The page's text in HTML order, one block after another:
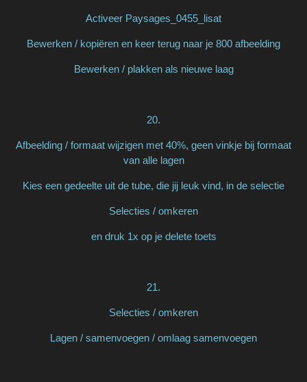
Activeer Paysages_0455_lisat
Bewerken / kopiëren en keer terug naar je 800 afbeelding
Bewerken / plakken als nieuwe laag
20.
Afbeelding / formaat wijzigen met 40%, geen vinkje bij formaat
van alle lagen
Kies een gedeelte uit de tube, die jij leuk vind, in de selectie
Selecties / omkeren
en druk 1x op je delete toets
21.
Selecties / omkeren
Lagen / samenvoegen / omlaag samenvoegen